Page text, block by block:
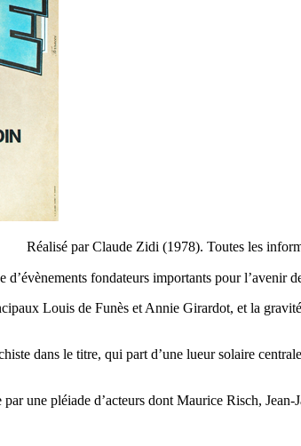
Réalisé par Claude Zidi (1978). Toutes les
fondateurs importants pour l’avenir
Louis de Funès et Annie Girardot, et la
dans le titre, qui part d’une lueur solaire
une pléiade d’acteurs dont Maurice Risch,